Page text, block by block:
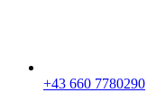
+43 660 7780290